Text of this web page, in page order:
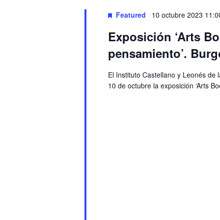
Featured 10 octubre 2023
Exposición ‘Arts
pensamiento’.
El Instituto Castellano y Leonés
10 de octubre la exposición ‘Arts